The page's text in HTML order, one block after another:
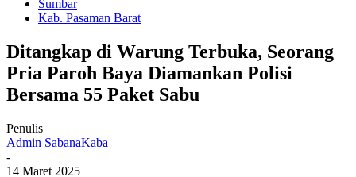
Sumbar
Kab. Pasaman Barat
Ditangkap di Warung Terbuka, Seorang
Pria Paroh Baya Diamankan Polisi
Bersama 55 Paket Sabu
Penulis
Admin SabanaKaba
-
14 Maret 2025